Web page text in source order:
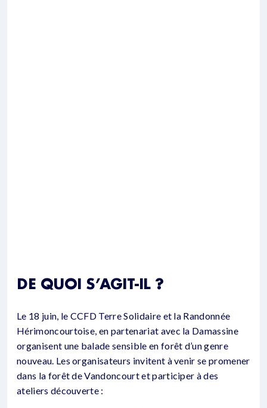
DE QUOI S’AGIT-IL ?
Le 18 juin, le CCFD Terre Solidaire et la Randonnée
Hérimoncourtoise, en partenariat avec la Damassine
organisent une balade sensible en forêt d’un genre
nouveau. Les organisateurs invitent à venir se promener
dans la forêt de Vandoncourt et participer à des
ateliers découverte :